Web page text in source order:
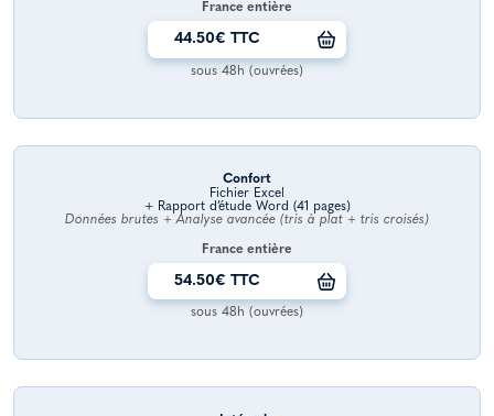
France entière
44.50€ TTC
sous 48h (ouvrées)
Confort
Fichier Excel
+ Rapport d’étude Word (41 pages)
Données brutes + Analyse avancée (tris à plat + tris croisés)
France entière
54.50€ TTC
sous 48h (ouvrées)